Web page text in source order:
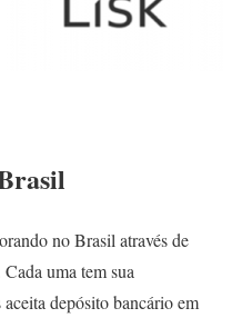
no Brasil através de
uma tem sua
depósito bancário em